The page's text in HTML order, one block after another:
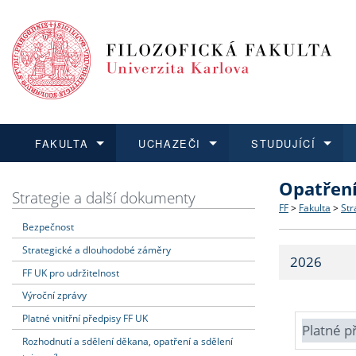
FAKULTA
Dozvědět se více
Struktura
Strategie
Fakultní
UCHAZEČI
Podat přihlášku
Co
Učitelské
STUDUJÍCÍ
Dozvědět se více
Dozvědět se více
O vědě a
Dozvědět se více
Aktuální
Strategie a další dokumenty
Bezpečnost
Strategické a dlouhodobé záměry
FF UK pro udržitelnost
Výroční zprávy
Platné vnitřní předpisy FF UK
Rozhodnutí a sdělení děkana, opatření a sdělení
FF > Fakulta >
2026
Platné